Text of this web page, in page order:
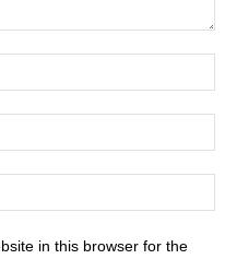
in this browser for the